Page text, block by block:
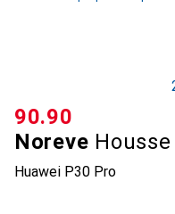
Noreve
Huawei P30 Pro
CHF
90.90